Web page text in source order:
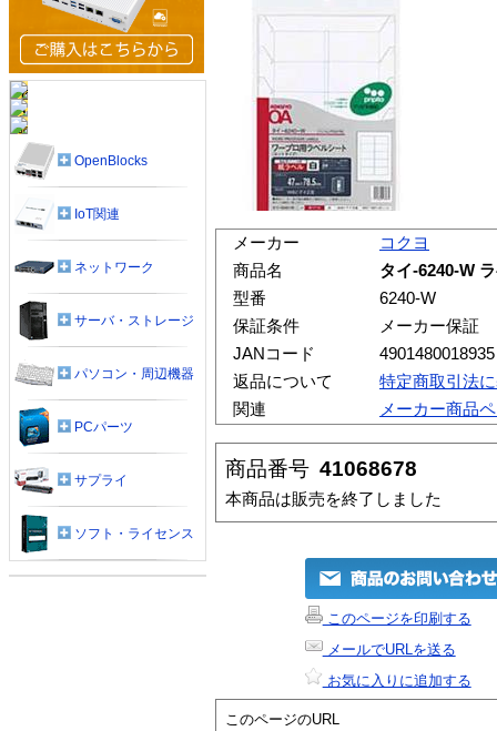
メーカー
コクヨ
商品名
タイ-6240-W
型番
6240-W
保証条件
メーカー保証
JANコード
4901480018935
返品について
特定商取引法
関連
メーカー商品
商品番号 41068678
本商品は販売を終了しました
このページを印刷する
メールでURLを送る
お気に入りに追加する
このページのURL
OpenBlocks
IoT関連
ネットワーク
サーバ・ストレージ
パソコン・周辺機器
PCパーツ
サプライ
ソフト・ライセンス